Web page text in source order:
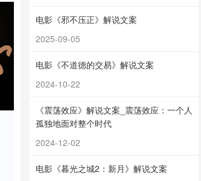
电影《邪不压正》解说文案
2025-09-05
电影《不道德的交易》解说文案
2024-10-22
《震荡效应》解说文案_震荡效应：一个人
孤独地面对整个时代
2024-12-02
电影《暮光之城2：新月》解说文案